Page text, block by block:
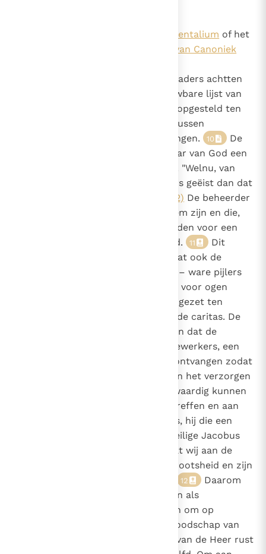
Codex Canonum Ecclesiarum Orientalium of het
Codex Iuris Canonici - Wetboek van Canoniek
van de Latijnse Kerk. De Synodevaders achtten
het noodzakelijk dat een betrouwbare lijst van
de financiën en goederen wordt opgesteld ten
einde verwarring te voorkomen tussen
persoonlijke en kerkelijke bezittingen. 10
De
apostel Paulus zegt dat de dienaar van God een
beheerder is van Gods geheimen. "Welnu, van
een beheerder wordt niets anders geëist dan dat
(1 Kor. 4, 2) De beheerder
beheert goederen die niet van hem zijn en die,
volgens de apostel, gebruikt worden voor een
hoger doel, de geheimen van God. 11
Dit
trouwe en belangeloze beheer, dat ook de
stichters van de monnikenorden – ware pijlers
van de talloze Oosterse Kerken - voor ogen
stond, moet allereerst worden ingezet ten
behoeve van de evangelisatie en de caritas. De
bisschoppen moeten erop toezien dat de
priesters, hun belangrijkste medewerkers, een
eerlijke onderhoudsvoorziening ontvangen zodat
zij zich niet hoeven te verliezen in het verzorgen
van hun tijdelijk welzijn en zich waardig kunnen
wijden aan de zaken die God betreffen en aan
hun pastorale zending. Trouwens, hij die een
arme helpt, wint de hemel! De heilige Jacobus
legt de nadruk op het respect dat wij aan de
arme verschuldigd zijn, op zijn grootsheid en zijn
12
Daarom
moet het beheer van de goederen als
gelegenheid worden aangegrepen om op
efficiënte wijze de bevrijdende boodschap van
Jezus te laten horen: "De Geest van de Heer rust